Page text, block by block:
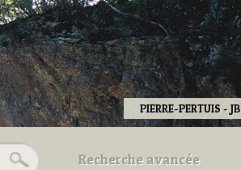
PIERRE-PERTUIS - JB
Recherche avancée